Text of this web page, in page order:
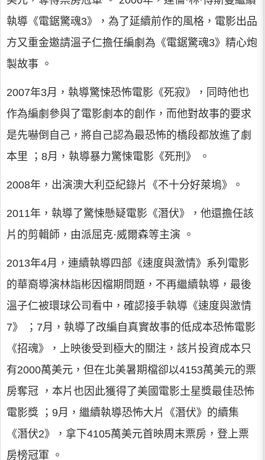
執導《電鋸驚魂3》，為了延續前作的風格，電影出品
方又重金邀請溫子仁擔任編劇為《電鋸驚魂3》精心炮
製故事 。
2007年3月，執導驚悚恐怖電影《死寂》，同時他也
作為編劇參與了電影劇本的創作，而他對故事的要求
是先嚇倒自己，將自己認為最恐怖的橋段都放進了劇
本里 ；8月，執導暴力驚悚電影《死刑》 。
2008年，出演澳大利亞紀錄片《不十分好萊塢》。
2011年，執導了驚悚懸疑電影《潛伏》，他還擔任該
片的剪輯師，由派屈克·威爾森等主演 。
2013年4月，連續執導四部《速度與激情》系列電影
的華裔導演林詣彬因檔期問題，不再繼續執導，最後
溫子仁被環球公司看中，確認接手執導《速度與激情
7》 ；7月，執導了改編自真實故事的低成本恐怖電影
《招魂》，上映後受到極大的關注，該片投資成本只
有2000萬美元，但在北美暑期檔卻以4153萬美元的票
房奪冠 ，本片也因此獲得了美國電影土星獎最佳恐怖
電影獎 ；9月，繼續執導恐怖大片《潛伏》的續集
《潛伏2》，拿下4105萬美元首映周末票房，登上票
房榜冠軍 。